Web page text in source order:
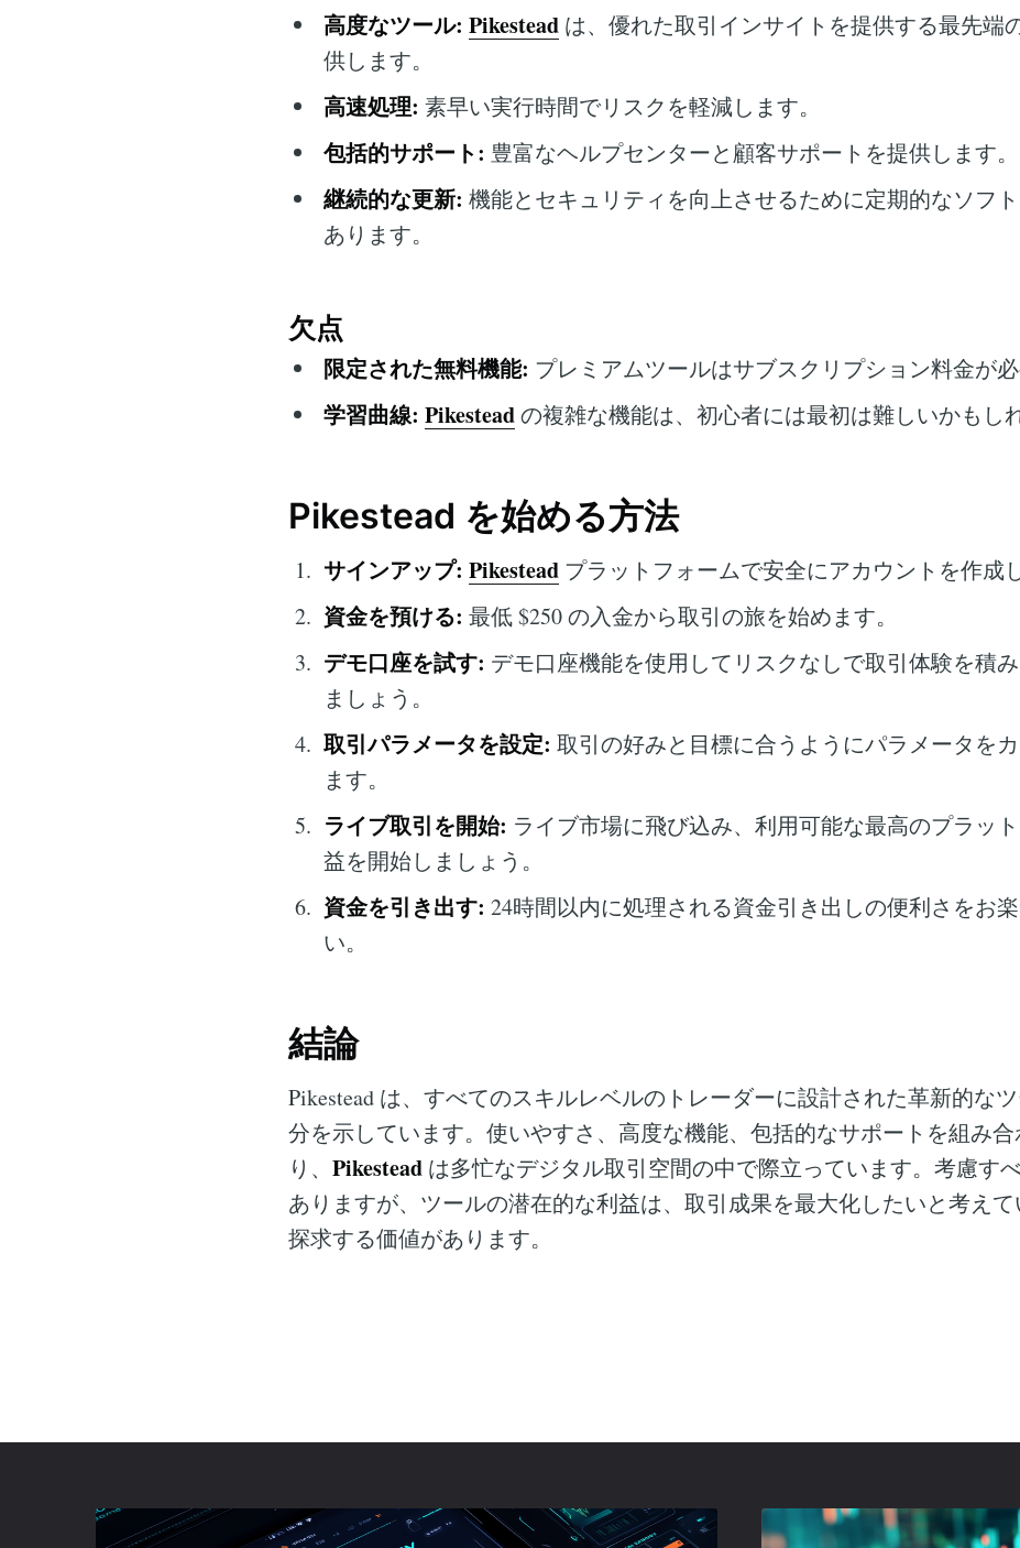
高度なツール: Pikestead は、優れた取引インサイトを提供する最先端
供します。
高速処理: 素早い実行時間でリスクを軽減します。
包括的サポート: 豊富なヘルプセンターと顧客サポートを提供します。
継続的な更新: 機能とセキュリティを向上させるために定期的なソフ
あります。
欠点
限定された無料機能: プレミアムツールはサブスクリプション料金が必
学習曲線: Pikesteadの複雑な機能は、初心者には最初は難しいかもし
Pikestead を始める方法
サインアップ: Pikestead プラットフォームで安全にアカウントを作成
資金を預ける: 最低 $250 の入金から取引の旅を始めます。
デモ口座を試す: デモ口座機能を使用してリスクなしで取引体験を積
ましょう。
取引パラメータを設定: 取引の好みと目標に合うようにパラメータを
ます。
ライブ取引を開始: ライブ市場に飛び込み、利用可能な最高のプラッ
益を開始しましょう。
資金を引き出す: 24時間以内に処理される資金引き出しの便利さをお
い。
結論
Pikestead は、すべてのスキルレベルのトレーダーに設計された革新的な
分を示しています。使いやすさ、高度な機能、包括的なサポートを組み合
り、 Pikestead は多忙なデジタル取引空間の中で際立っています。考慮す
ありますが、ツールの潜在的な利益は、取引成果を最大化したいと考え
探求する価値があります。